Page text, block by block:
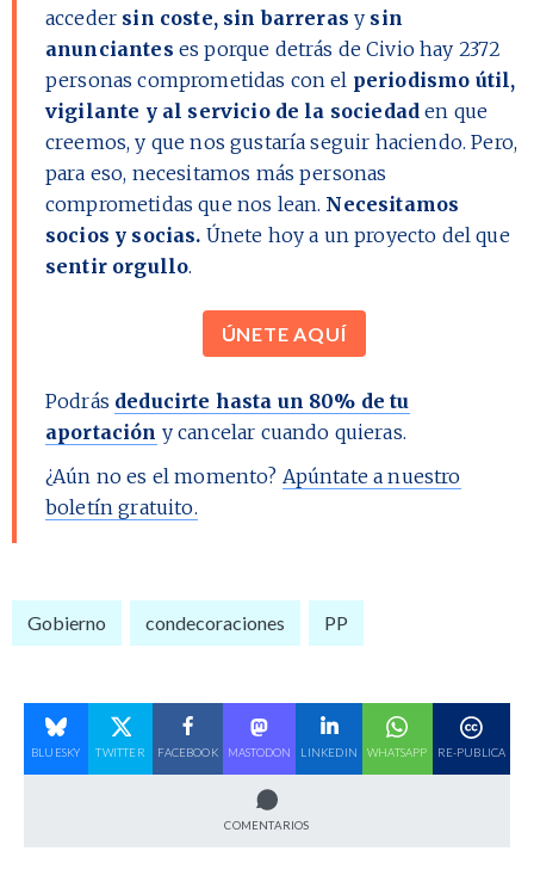
acceder sin coste, sin barreras y sin
anunciantes es porque detrás de Civio hay 2372
personas comprometidas con el periodismo útil,
vigilante y al servicio de la sociedad en que
creemos, y que nos gustaría seguir haciendo. Pero,
para eso, necesitamos más personas
comprometidas que nos lean. Necesitamos
socios y socias. Únete hoy a un proyecto del que
sentir orgullo.
ÚNETE AQUÍ
Podrás deducirte hasta un 80% de tu
aportación y cancelar cuando quieras.
¿Aún no es el momento? Apúntate a nuestro
boletín gratuito.
Gobierno condecoraciones PP
BLUESKY TWITTER FACEBOOK MASTODON LINKEDIN WHATSAPP RE-PUBLICA
COMENTARIOS